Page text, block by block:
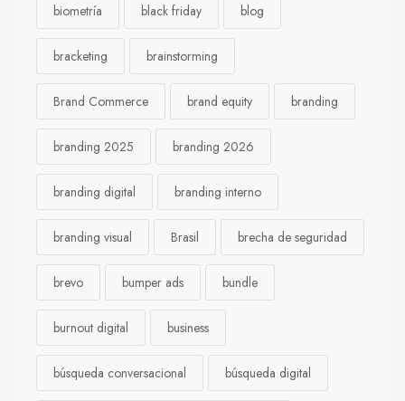
biometría black friday blog
bracketing brainstorming
Brand Commerce brand equity branding
branding 2025 branding 2026
branding digital branding interno
branding visual Brasil brecha de seguridad
brevo bumper ads bundle
burnout digital business
búsqueda conversacional búsqueda digital